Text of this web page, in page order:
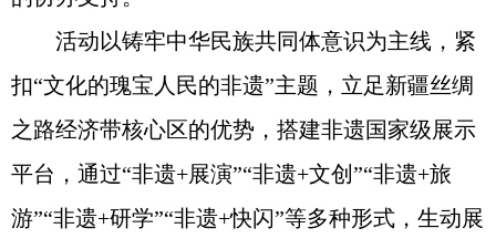
活动以铸牢中华民族共同体意识为主线，紧
扣“文化的瑰宝人民的非遗”主题，立足新疆丝绸
之路经济带核心区的优势，搭建非遗国家级展示
平台，通过“非遗+展演”“非遗+文创”“非遗+旅
游”“非遗+研学”“非遗+快闪”等多种形式，生动展